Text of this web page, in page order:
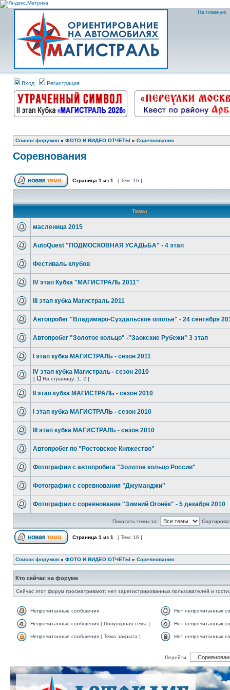
На главную
Вход Регистрация
Список форумов » ФОТО И ВИДЕО ОТЧЁТЫ » Соревнования
Соревнования
Страница 1 из 1 [ Тем: 16 ]
Темы
масленица 2015
AutoQuest "ПОДМОСКОВНАЯ УСАДЬБА" - 4 этап
Фестиваль клубов
IV этап Кубка "МАГИСТРАЛЬ 2011"
III этап кубка Магистраль 2011
Автопробег "Владимиро-Суздальское ополье" - 24 сентября
Автопробег "Золотое кольцо" -"Заокские Рубежи" 3 этап
I этап кубка МАГИСТРАЛЬ - сезон 2011
IV этап кубка Магистраль - сезон 2010
[ На страницу: 1 2 ]
II этап кубка МАГИСТРАЛЬ - сезон 2010
I этап кубка МАГИСТРАЛЬ - сезон 2010
III этап кубка МАГИСТРАЛЬ - сезон 2010
Автопробег по "Ростовское Княжество"
Фотографии с автопробега "Золотое кольцо России"
Фотографии с соревнования "Джуманджи"
Фотографии с соревнования "Зимний Огонёк" - 5 декабря 2010
Показать темы за:
Страница 1 из 1 [ Тем: 16 ]
Список форумов » ФОТО И ВИДЕО ОТЧЁТЫ » Соревнования
Кто сейчас на форуме
Сейчас этот форум просматривают: нет зарегистрированных пользователей и
Непрочитанные сообщения Нет непрочитанных
Непрочитанные сообщения [ Популярная тема ] Нет непрочитанных
Непрочитанные сообщения [ Тема закрыта ] Нет непрочитанных
Перейти: